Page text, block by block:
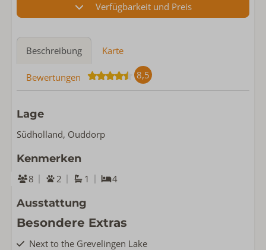
Verfügbarkeit und Preis
Beschreibung Karte
Bewertungen 8,5
Lage
Südholland, Ouddorp
Kenmerken
8 2 1 4
Ausstattung
Besondere Extras
Next to the Grevelingen Lake